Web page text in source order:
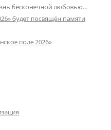
бесконечной любовью…
будет посвящён памяти
поле 2026»